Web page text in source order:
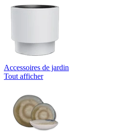
Accessoires de jardin
Tout afficher